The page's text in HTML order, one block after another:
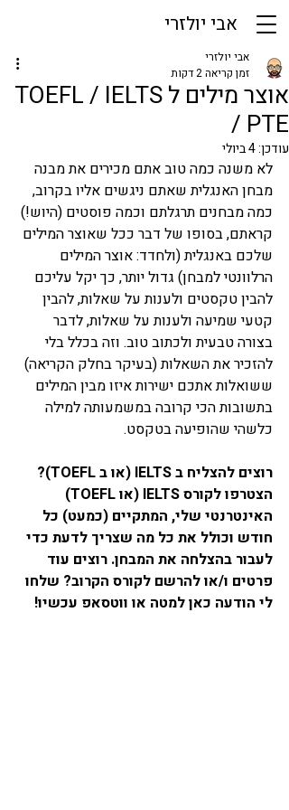
אבי יולזרי
אוצר מילים ל TOEFL / IELTS
/ PTE
אבי יולזרי
זמן קריאה 2 דקות
עודכן:4 ביולי
לא משנה כמה טוב אתם מכירים את מבנה
מבחן האנגלית שאתם ניגשים אליו בקרוב,
כמה מבחנים תרגלתם וכמה פוסטים (היוש!)
קראתם, בסופו של דבר ככל שאוצר המילים
שלכם באנגלית (ולחדד: אוצר המילים
הרלוונטי למבחן) גדול יותר, כך יקל עליכם
להבין טקסטים ולענות על שאלות, להבין
קטעי שמיעה ולענות על שאלות, לדבר
בצורה טבעית ולכתוב טוב. וזה בכלל בלי
להזכיר את השאלות (בעיקר בחלק הקריאה)
ששואלות אתכם ישירות איזו מבין המילים
בתשובות הכי קרובה במשמעותה למילה
כלשהי שהופיעה בטקסט.
רוצים להצליח ב IELTS (או ב TOEFL
)?
הצטרפו לקורס IELTS (או TOEFL
)
האינטרנטי שלי, המתקיים (כמעט) כל
חודש וכולל את כל מה שצריך לדעת כדי
לעבור בהצלחה את המבחן. רוצים עוד
פרטים ו/או להרשם לקורס הקרוב? שלחו
לי הודעה כאן למטה או ווטסאפ עכשיו!